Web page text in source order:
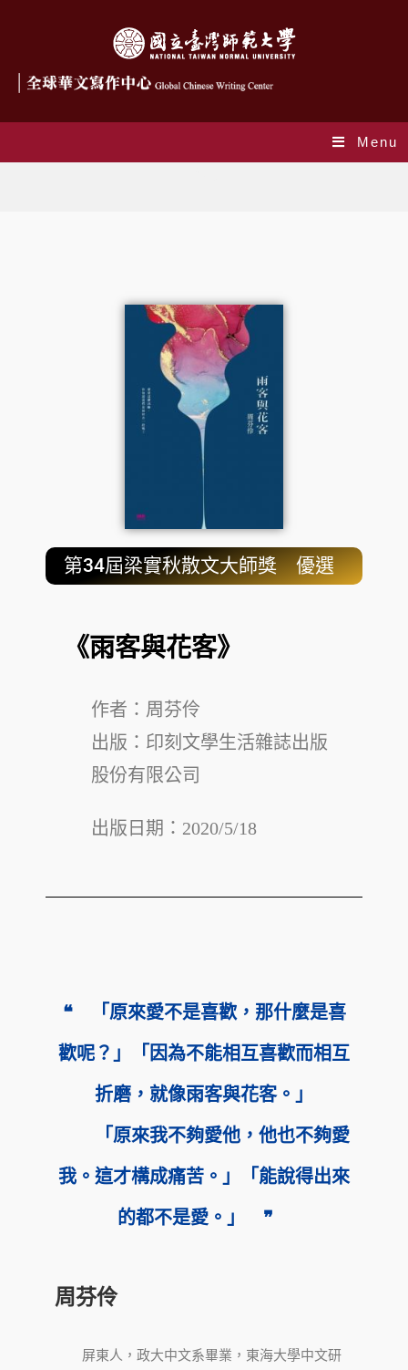
Menu
第34屆梁實秋散文大師獎 優選
《雨客與花客》
作者：周芬伶
出版：印刻文學生活雜誌出版
股份有限公司
出版日期： 2020/5/18
❝ 「原來愛不是喜歡，那什麼是喜
歡呢？」「因為不能相互喜歡而相互
折磨，就像雨客與花客。」
「原來我不夠愛他，他也不夠愛
我。這才構成痛苦。」「能說得出來
的都不是愛。」 ❞
周芬伶
屏東人，政大中文系畢業，東海大學中文研